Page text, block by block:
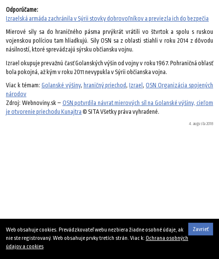
Odporúčame:
Izraelská armáda zachránila v Sýrii stovky dobrovoľníkov a previezla ich do bezpečia
Mierové sily sa do hraničného pásma prvýkrát vrátili vo štvrtok a spolu s ruskou
vojenskou políciou tam hliadkujú. Sily OSN sa z oblasti stiahli v roku 2014 z dôvodu
násilností, ktoré sprevádzajú sýrsku občiansku vojnu.
Izrael okupuje prevažnú časť Golanských výšin od vojny v roku 1967. Pohraničná oblasť
bola pokojná, až kým v roku 2011 nevypukla v Sýrii občianska vojna.
Viac k témam: Golanské výšiny, hraničný priechod , Izrael ,OSN Organizácia spojených
národov
Zdroj: Webnoviny.sk – OSN potvrdila návrat mierových síl na Golanské výšiny, cieľom
je otvorenie priechodu Kunajtra © SITA Všetky práva vyhradené.
4. augusta 2018
Zavrieť
Web obsahuje cookies. Prevádzkovateľ webu nezbiera žiadne osobné údaje, ak
nie ste registrovaný. Web obsahuje prvky tretích strán. Viac k: Ochrana osobných
údajov a cookies